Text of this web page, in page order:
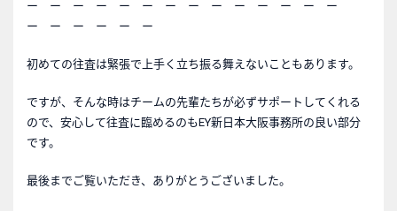
ー ー ー ー ー ー ー ー ー ー ー ー ー ー
ー ー ー ー ー ー
初めての往査は緊張で上手く立ち振る舞えないこともあります。
ですが、そんな時はチームの先輩たちが必ずサポートしてくれる
ので、安心して往査に臨めるのもEY新日本大阪事務所の良い部分
です。
最後までご覧いただき、ありがとうございました。